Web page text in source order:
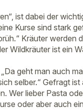
ist dabei der
Kurse sind stark
Kräuter werden
Wildkräuter ist ein
geht man auch
selber.“ Gefragt
Wer lieber Pasta
oder aber auch